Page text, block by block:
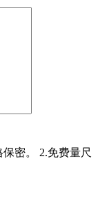
密。 2.免费量尺